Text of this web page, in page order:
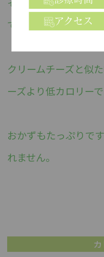
ではなく、水切りの
クリームチーズと似
ーズより低カロリーで
おかずもたっぷりで
れません。
アクセス